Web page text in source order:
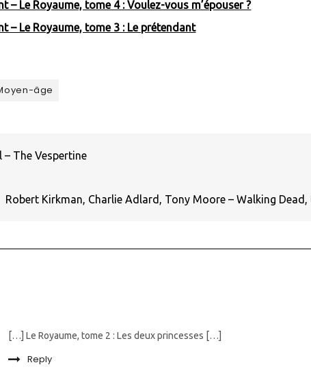
– Le Royaume, tome 4 : Voulez-vous m’épouser ?
– Le Royaume, tome 3 : Le prétendant
âge
The Vespertine
Robert Kirkman, Charlie Adlard, Tony Moore – Walking
[…] Le Royaume, tome 2 : Les deux princesses […]
Reply